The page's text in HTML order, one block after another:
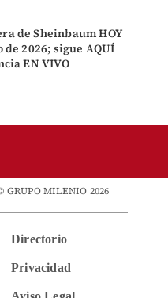
de Sheinbaum HOY
de 2026; sigue AQUÍ
EN VIVO
GRUPO MILENIO 2026
Directorio
Privacidad